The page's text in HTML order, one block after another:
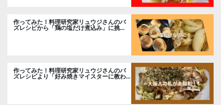
作ってみた！料理研究家リュウジさんのバ
ズレシピから「鶏の塩だけ煮込み」に挑
作ってみた！料理研究家リュウジさんのバ
ズレシピより「好み焼きマイスターに教わ